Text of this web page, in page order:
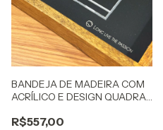
BANDEJA DE MADEIRA COM
ACRÍLICO E DESIGN QUADRA
R$557,00